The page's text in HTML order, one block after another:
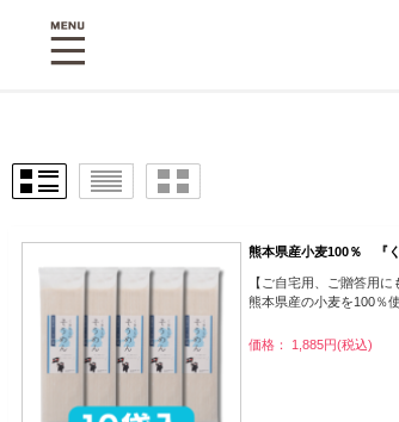
熊本県産小麦100％ 『
【ご自宅用、ご贈答用に
熊本県産の小麦を100％
価格： 1,885円(税込)